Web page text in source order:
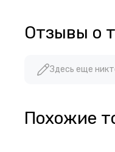
Отзывы о
Здесь еще
Похожие